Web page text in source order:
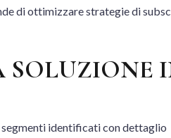
di ottimizzare strategie di
segmenti identificati con dettaglio